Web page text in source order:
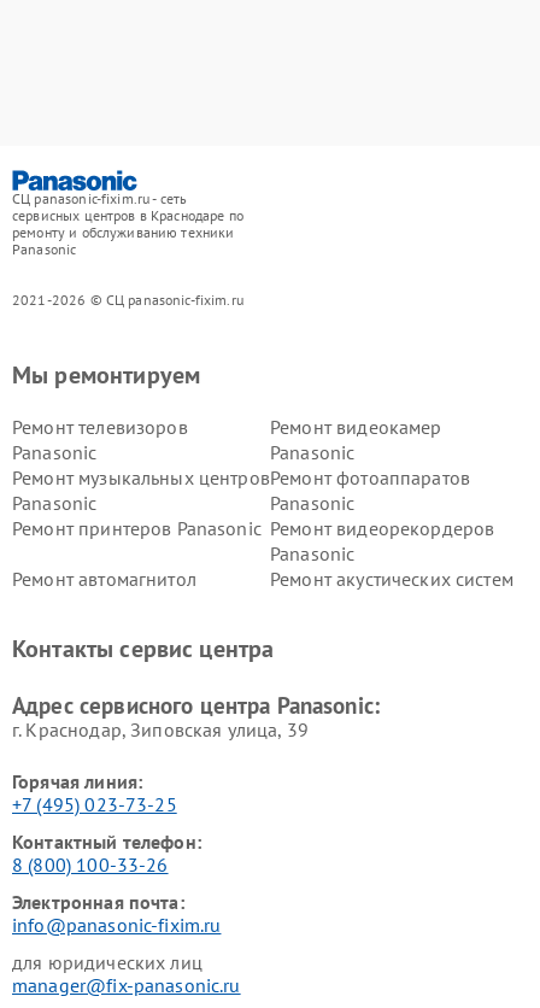
СЦ panasonic-fixim.ru - сеть
сервисных центров в Краснодаре по
ремонту и обслуживанию техники
Panasonic
2021-2026 © СЦ panasonic-fixim.ru
Мы ремонтируем
Ремонт телевизоров
Panasonic
Ремонт видеокамер
Panasonic
Ремонт музыкальных центров
Panasonic
Ремонт фотоаппаратов
Panasonic
Ремонт принтеров Panasonic Ремонт видеорекордеров
Panasonic
Ремонт автомагнитол
Ремонт акустических систем
панелей Panasonic
Контакты сервис центра
Адрес сервисного центра Panasonic:
г. Краснодар, Зиповская улица, 39
Горячая линия:
+7 (495) 023-73-25
Контактный телефон:
8 (800) 100-33-26
Электронная почта:
info@panasonic-fixim.ru
для юридических лиц
manager@fix-panasonic.ru